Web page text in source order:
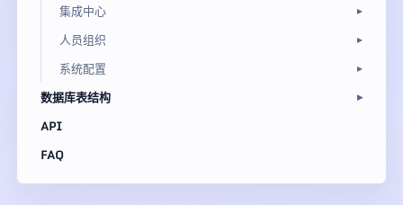
集成中心
人员组织
系统配置
数据库表结构
API
FAQ